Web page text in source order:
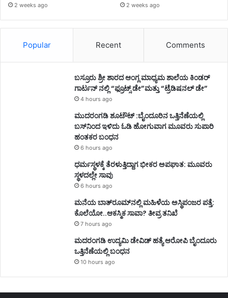
2 weeks ago 2 weeks ago
Popular Recent Comments
ಬಸ್ರೂರು ಶ್ರೀ ಶಾರದ ಆಂಗ್ಲ ಮಾಧ್ಯಮ ಶಾಲೆಯ ಕಿಂಡರ್
ಗಾರ್ಟನ್ ನಲ್ಲಿ “ಫ್ರೂಟ್ಸ್ ಡೇ”ಮತ್ತು “ಟ್ರೆಡಿಷನಲ್ ಡೇ”
4 hours ago
ಮುದರಂಗಡಿ ಶೂಟೌಟ್ :ಬೈಂದೂರಿನ ಒತ್ತಿನೆಣೆಯಲ್ಲಿ
ಬಸ್‌ನಿಂದ ಇಳಿದು ಓಡಿ ಹೋಗುವಾಗ ಮೂವರು ಸುಪಾರಿ
ಹಂತಕರ ಬಂಧನ
6 hours ago
ಧರ್ಮಸ್ಥಳಕ್ಕೆ ತೆರಳುತ್ತಿದ್ದಾಗ ಭೀಕರ ಅಪಘಾತ: ಮೂವರು
ಸ್ಥಳದಲ್ಲೇ ಸಾವು
6 hours ago
ಮನೆಯ ಬಾತ್‌ರೂಮ್‌ನಲ್ಲಿ ಮಹಿಳೆಯ ಅಸ್ಥಿಪಂಜರ ಪತ್ತೆ:
ಕೊಲೆಯೋ..ಆಕಸ್ಮಿಕ ಸಾವಾ? ತೀವ್ರ ತನಿಖೆ
7 hours ago
ಮದರಂಗಡಿ ಉದ್ಯಮಿ ಡೇವಿಡ್ ಹತ್ಯೆ ಆರೋಪಿ ಬೈಂದೂರು
ಒತ್ತಿನೆಣೆಯಲ್ಲಿ ಬಂಧನ
10 hours ago